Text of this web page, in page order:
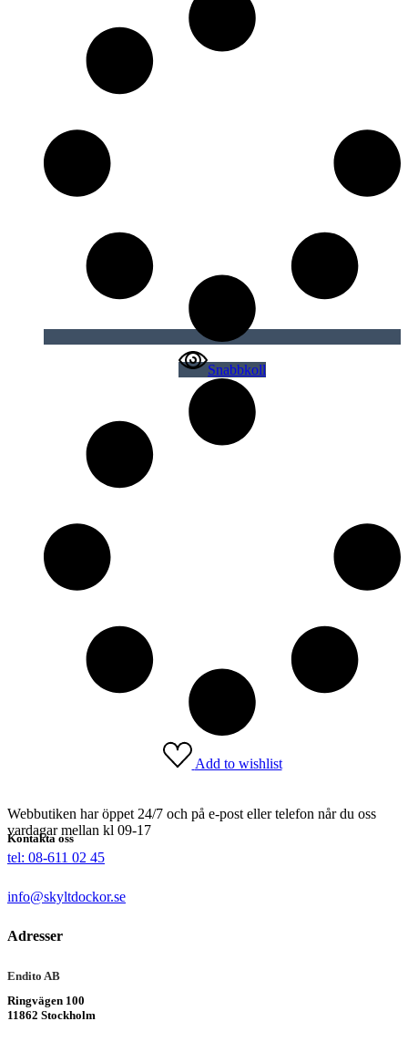
Snabbkoll
Add to wishlist
Webbutiken har öppet 24/7 och på e-post eller telefon når du oss
vardagar mellan kl 09-17
Kontakta oss
tel: 08-611 02 45
info@skyltdockor.se
Adresser
Endito AB
Ringvägen 100
11862 Stockholm